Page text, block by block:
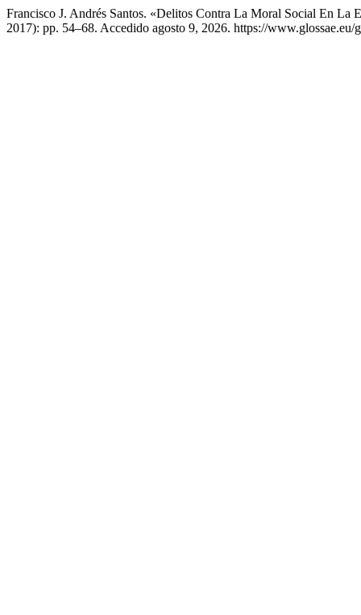
Francisco J. Andrés Santos. «Delitos Contra La Moral Social En La
2017): pp. 54–68. Accedido agosto 9, 2026. https://www.glossae.eu/